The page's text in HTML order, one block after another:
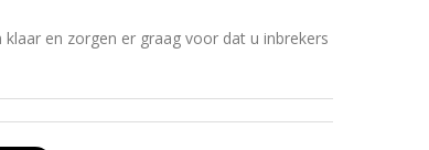
en zorgen er graag voor dat u inbrekers